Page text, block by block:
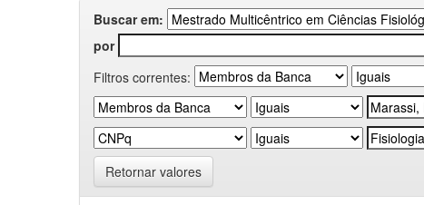
Buscar em:
por
Filtros correntes:
Retornar valores